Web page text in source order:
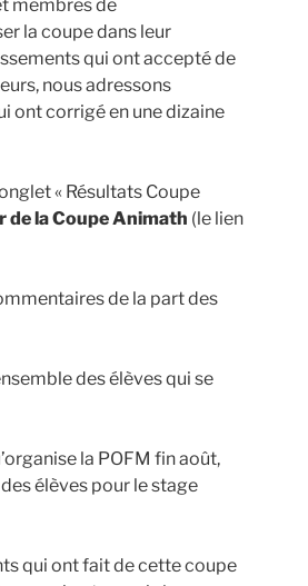
membres de
la coupe dans leur
qui ont accepté de
nous adressons
ont corrigé en une dizaine
« Résultats Coupe
de la Coupe Animath (le lien
de la part des
des élèves qui se
la POFM fin août,
élèves pour le stage
qui ont fait de cette coupe